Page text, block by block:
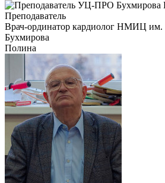
Преподаватель
Врач-ординатор кардиолог НМИЦ
Бухмирова
Полина